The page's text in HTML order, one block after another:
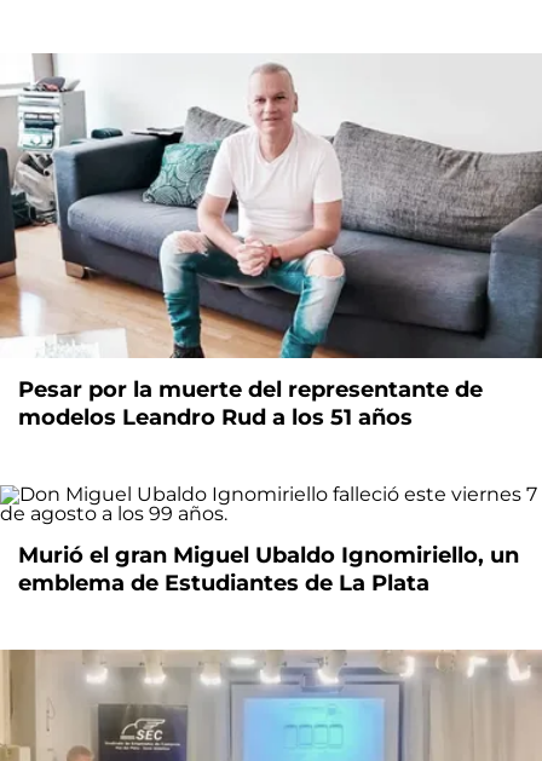
Pesar por la muerte del representante de
modelos Leandro Rud a los 51 años
Murió el gran Miguel Ubaldo Ignomiriello, un
emblema de Estudiantes de La Plata